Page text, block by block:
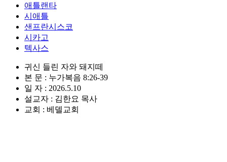
애틀랜타
시애틀
샌프란시스코
시카고
텍사스
귀신 들린 자와 돼지떼
본 문 : 누가복음 8:26-39
일 자 : 2026.5.10
설교자 : 김한요 목사
교회 : 베델교회